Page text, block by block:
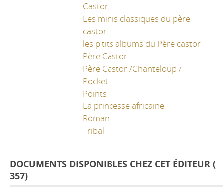
Castor
Les minis classiques du père
castor
les p'tits albums du Père castor
Père Castor
Père Castor /Chanteloup /
Pocket
Points
La princesse africaine
Roman
Tribal
DOCUMENTS DISPONIBLES CHEZ CET ÉDITEUR (
357)